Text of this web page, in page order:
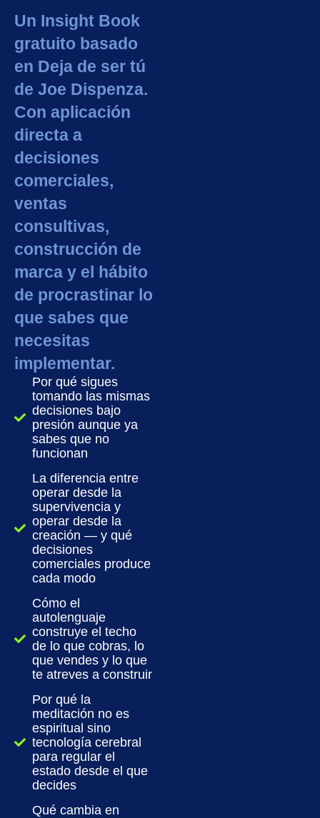
Un Insight Book
gratuito basado
en Deja de ser tú
de Joe Dispenza.
Con aplicación
directa a
decisiones
comerciales,
ventas
consultivas,
construcción de
marca y el hábito
de procrastinar lo
que sabes que
necesitas
implementar.
Por qué sigues
tomando las mismas
decisiones bajo
presión aunque ya
sabes que no
funcionan
La diferencia entre
operar desde la
supervivencia y
operar desde la
creación — y qué
decisiones
comerciales produce
cada modo
Cómo el
autolenguaje
construye el techo
de lo que cobras, lo
que vendes y lo que
te atreves a construir
Por qué la
meditación no es
espiritual sino
tecnología cerebral
para regular el
estado desde el que
decides
Qué cambia en